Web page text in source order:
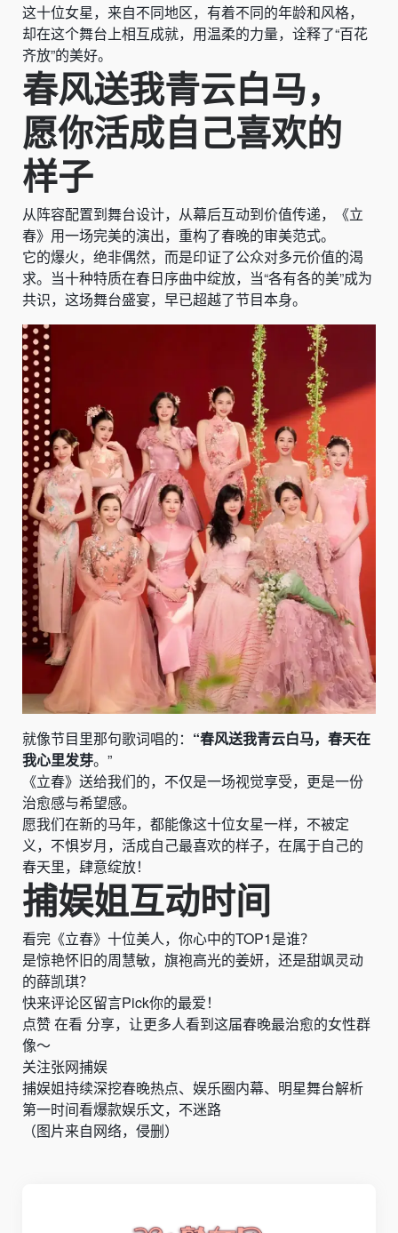
这十位女星，来自不同地区，有着不同的年龄和风格，
却在这个舞台上相互成就，用温柔的力量，诠释了“百花
齐放”的美好。
春风送我青云白马，
愿你活成自己喜欢的
样子
从阵容配置到舞台设计，从幕后互动到价值传递，《立
春》用一场完美的演出，重构了春晚的审美范式。
它的爆火，绝非偶然，而是印证了公众对多元价值的渴
求。当十种特质在春日序曲中绽放，当“各有各的美”成为
共识，这场舞台盛宴，早已超越了节目本身。
就像节目里那句歌词唱的： “春风送我青云白马，春天在
我心里发芽。”
《立春》送给我们的，不仅是一场视觉享受，更是一份
治愈感与希望感。
愿我们在新的马年，都能像这十位女星一样，不被定
义，不惧岁月，活成自己最喜欢的样子，在属于自己的
春天里，肆意绽放！
捕娱姐互动时间
看完《立春》十位美人，你心中的TOP1是谁？
是惊艳怀旧的周慧敏，旗袍高光的姜妍，还是甜飒灵动
的薛凯琪？
快来评论区留言Pick你的最爱！
点赞 在看 分享，让更多人看到这届春晚最治愈的女性群
像～
关注张网捕娱
捕娱姐持续深挖春晚热点、娱乐圈内幕、明星舞台解析
第一时间看爆款娱乐文，不迷路
（图片来自网络，侵删）